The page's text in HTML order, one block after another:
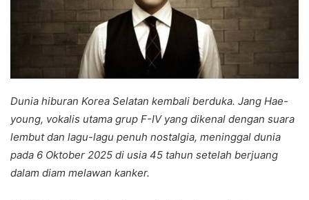
Dunia hiburan Korea Selatan kembali berduka. Jang Hae-
young, vokalis utama grup F-IV yang dikenal dengan suara
lembut dan lagu-lagu penuh nostalgia, meninggal dunia
pada 6 Oktober 2025 di usia 45 tahun setelah berjuang
dalam diam melawan kanker.